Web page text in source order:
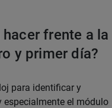
frente a la
y primer día?
para identificar y
el módulo